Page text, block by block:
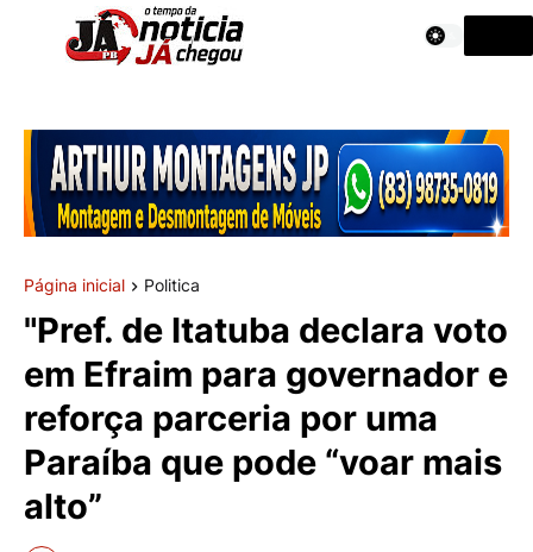
Página inicial Politica
"Pref. de Itatuba declara voto
em Efraim para governador e
reforça parceria por uma
Paraíba que pode “voar mais
alto”